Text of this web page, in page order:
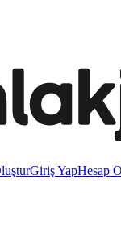
Giriş YapHesap